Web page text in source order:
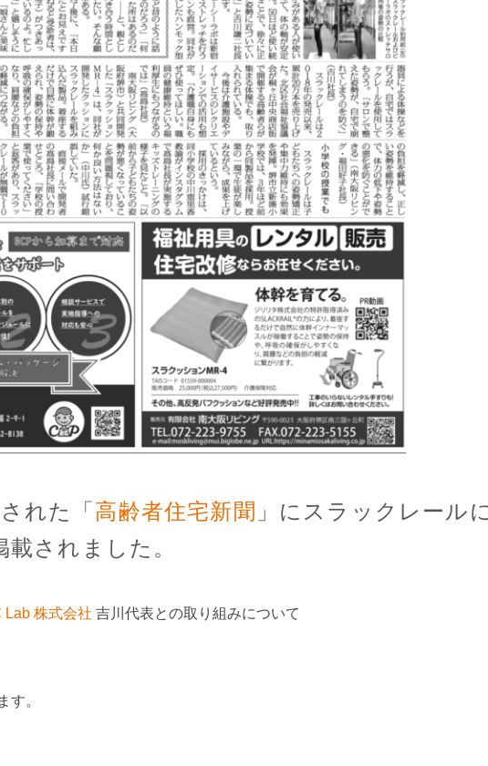
れた「高齢者住宅新聞 」にスラックレール
されました。
Lab 株式会社 吉川代表との取り組みについて
す。